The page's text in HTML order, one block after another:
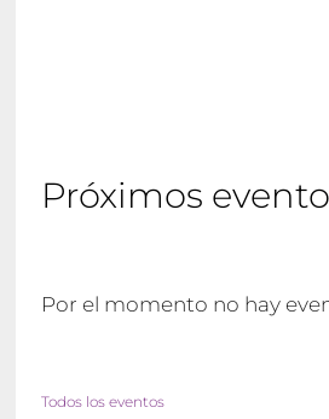
Próximos
Por el momento no hay
Todos los eventos